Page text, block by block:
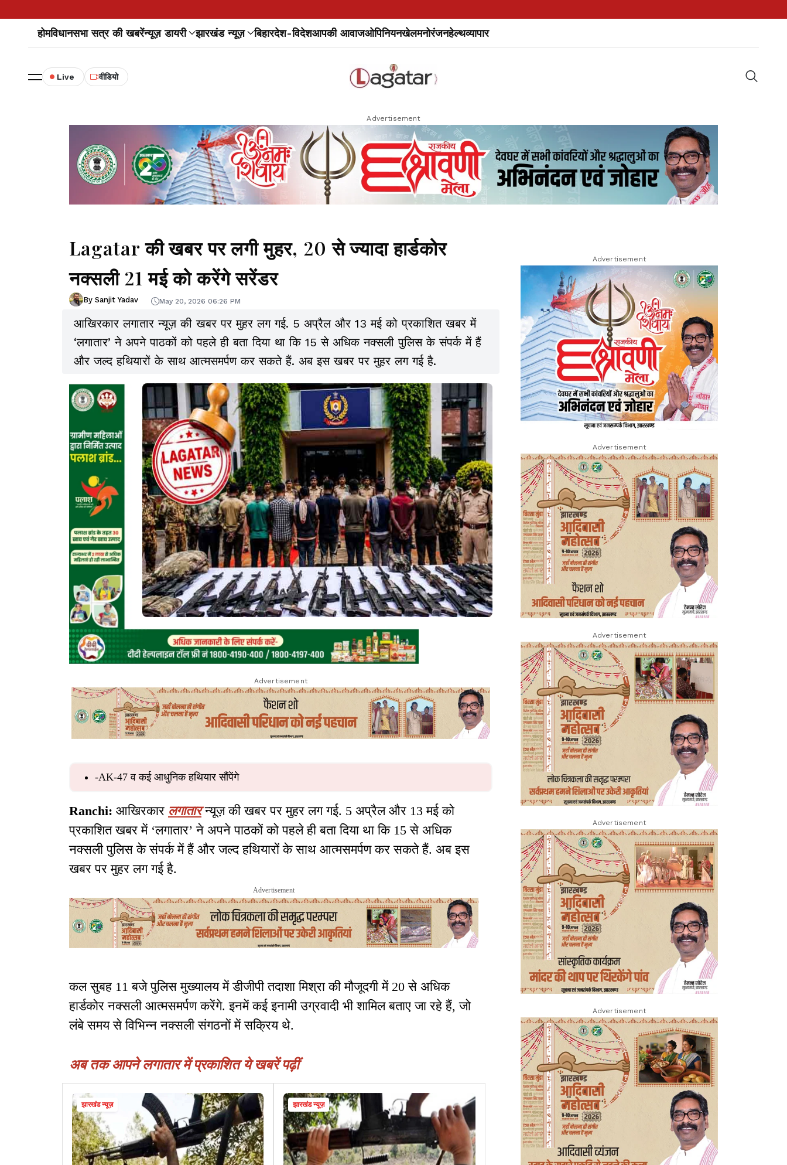
होमविधानसभा सत्र की खबरेंन्यूज़ डायरी झारखंड न्यूज़ बिहारदेश-विदेशआपकी आवाजओपिनियनखेलमनोरंजनहेल्थव्यापार
Live वीडियो
Advertisement
Lagatar की खबर पर लगी मुहर, 20 से ज्यादा हार्डकोर
नक्सली 21 मई को करेंगे सरेंडर
By Sanjit Yadav May 20, 2026 06:26 PM
आखिरकार लगातार न्यूज़ की खबर पर मुहर लग गई. 5 अप्रैल और 13 मई को प्रकाशित खबर में
‘लगातार’ ने अपने पाठकों को पहले ही बता दिया था कि 15 से अधिक नक्सली पुलिस के संपर्क में हैं
और जल्द हथियारों के साथ आत्मसमर्पण कर सकते हैं. अब इस खबर पर मुहर लग गई है.
Advertisement
-AK-47 व कई आधुनिक हथियार सौंपेंगे
Ranchi: आखिरकार लगातार न्यूज़ की खबर पर मुहर लग गई. 5 अप्रैल और 13 मई को
प्रकाशित खबर में ‘लगातार’ ने अपने पाठकों को पहले ही बता दिया था कि 15 से अधिक
नक्सली पुलिस के संपर्क में हैं और जल्द हथियारों के साथ आत्मसमर्पण कर सकते हैं. अब इस
खबर पर मुहर लग गई है.
Advertisement
कल सुबह 11 बजे पुलिस मुख्यालय में डीजीपी तदाशा मिश्रा की मौजूदगी में 20 से अधिक
हार्डकोर नक्सली आत्मसमर्पण करेंगे. इनमें कई इनामी उग्रवादी भी शामिल बताए जा रहे हैं, जो
लंबे समय से विभिन्न नक्सली संगठनों में सक्रिय थे.
अब तक आपने लगातार में प्रकाशित ये खबरें पढ़ीं
झारखंड न्यूज़ झारखंड न्यूज़
Advertisement
Advertisement
Advertisement
Advertisement
Advertisement